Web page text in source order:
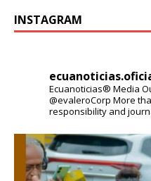
INSTAGRAM
Ecuanoticias® Media
@evaleroCorp More
responsibility and